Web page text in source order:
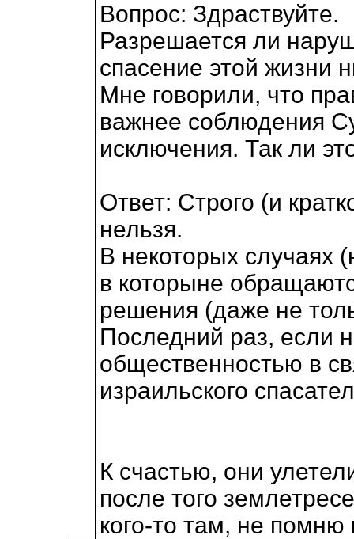
Вопрос: Здраствуйте.
Разрешается ли
спасение этой жизни
Мне говорили, что
важнее соблюдения
исключения. Так ли
Ответ: Строго (и
нельзя.
В некоторых случаях
в которыне
решения (даже не
Последний раз, если
общественностью в
израильского
К счастью, они
после того
кого-то там, не помню